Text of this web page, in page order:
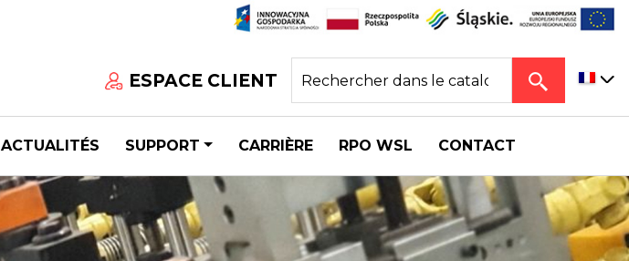
ESPACE CLIENT
ACTUALITÉS SUPPORT CARRIÈRE RPO WSL CONTACT